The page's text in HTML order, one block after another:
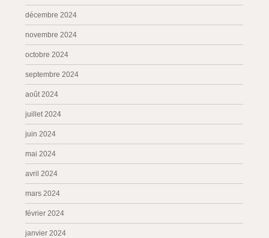
décembre 2024
novembre 2024
octobre 2024
septembre 2024
août 2024
juillet 2024
juin 2024
mai 2024
avril 2024
mars 2024
février 2024
janvier 2024